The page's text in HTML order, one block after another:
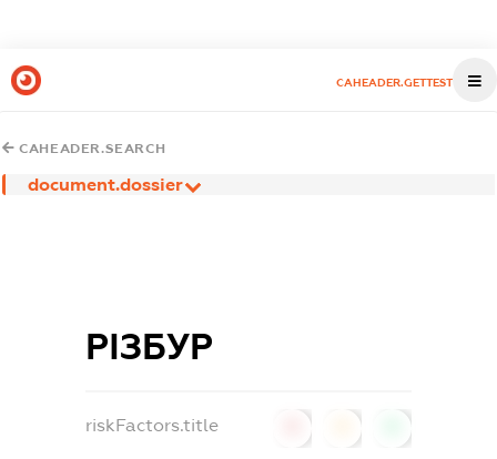
CAHEADER.GETTEST
CAHEADER.SEARCH
document.dossier
РІЗБУР
riskFactors.title